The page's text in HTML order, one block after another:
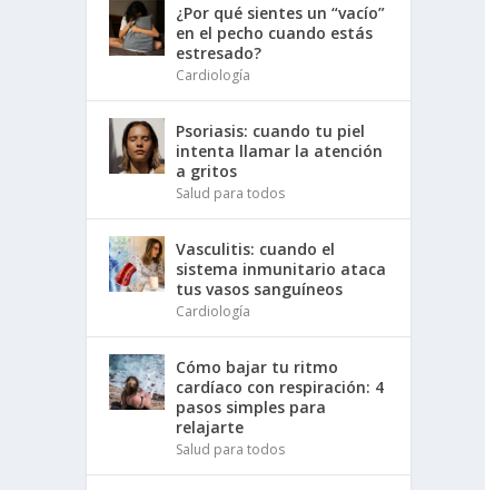
¿Por qué sientes un “vacío”
en el pecho cuando estás
estresado?
Cardiología
Psoriasis: cuando tu piel
intenta llamar la atención
a gritos
Salud para todos
Vasculitis: cuando el
sistema inmunitario ataca
tus vasos sanguíneos
Cardiología
Cómo bajar tu ritmo
cardíaco con respiración: 4
pasos simples para
relajarte
Salud para todos